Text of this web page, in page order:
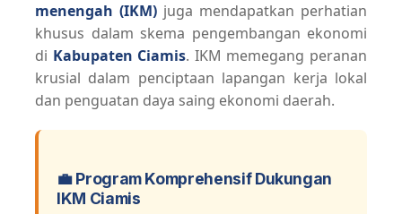
menengah (IKM) juga mendapatkan perhatian
khusus dalam skema pengembangan ekonomi
di Kabupaten Ciamis. IKM memegang peranan
krusial dalam penciptaan lapangan kerja lokal
dan penguatan daya saing ekonomi daerah.
💼 Program Komprehensif Dukungan
IKM Ciamis